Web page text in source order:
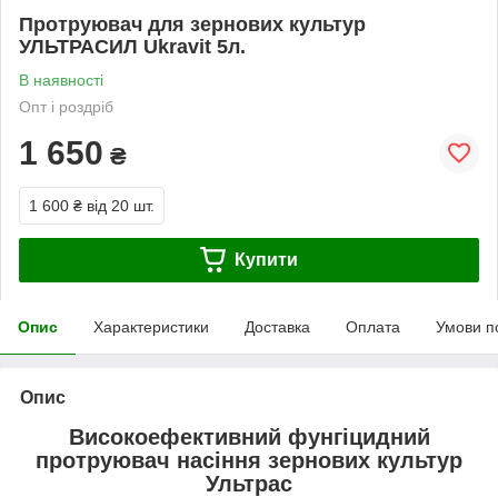
Протруювач для зернових культур
УЛЬТРАСИЛ Ukravit 5л.
В наявності
Опт і роздріб
1 650 ₴
1 600 ₴ від 20 шт.
Купити
Опис Характеристики Доставка Оплата Умови
Опис
Високоефективний фунгіцидний
протруювач насіння зернових культур
Ультрас